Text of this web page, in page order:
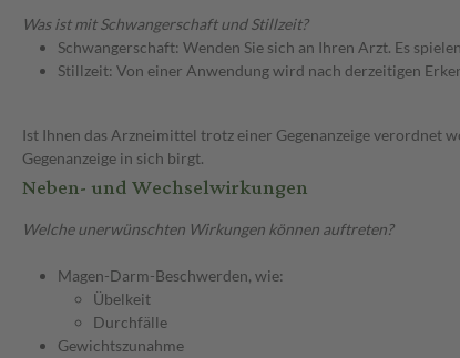
Was ist mit Schwangerschaft und Stillzeit?
Schwangerschaft: Wenden Sie sich an Ihren Arzt. Es
Stillzeit: Von einer Anwendung wird nach derzeitigen
Ist Ihnen das Arzneimittel trotz einer Gegenanzeige verordnet
Gegenanzeige in sich birgt.
Neben- und Wechselwirkungen
Welche unerwünschten Wirkungen können auftreten?
Magen-Darm-Beschwerden, wie:
Übelkeit
Durchfälle
Gewichtszunahme